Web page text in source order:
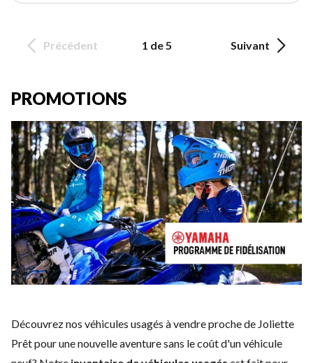
Précédent 1 de 5 Suivant
PROMOTIONS
Découvrez nos véhicules usagés à vendre proche de Joliette
Prêt pour une nouvelle aventure sans le coût d'unvéhicule